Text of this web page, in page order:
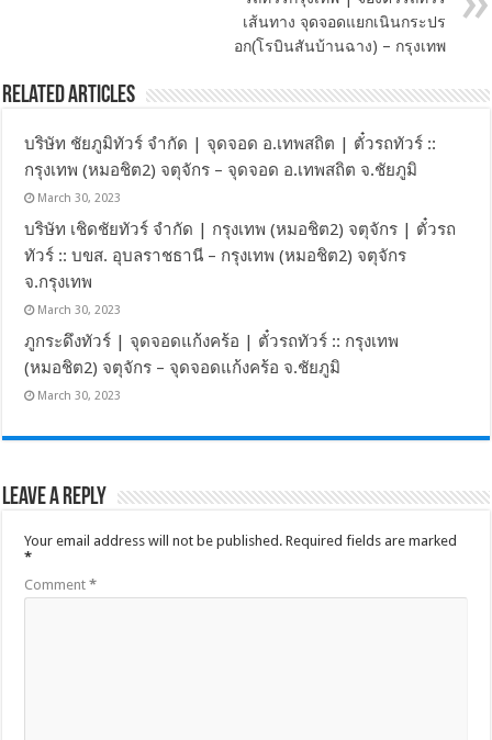
เส้นทาง จุดจอดแยกเนินกระปร
อก(โรบินสันบ้านฉาง) – กรุงเทพ
Related Articles
บริษัท ชัยภูมิทัวร์ จำกัด | จุดจอด อ.เทพสถิต | ตั๋วรถทัวร์ ::
กรุงเทพ (หมอชิต2) จตุจักร – จุดจอด อ.เทพสถิต จ.ชัยภูมิ
March 30, 2023
บริษัท เชิดชัยทัวร์ จำกัด | กรุงเทพ (หมอชิต2) จตุจักร | ตั๋วรถ
ทัวร์ :: บขส. อุบลราชธานี – กรุงเทพ (หมอชิต2) จตุจักร
จ.กรุงเทพ
March 30, 2023
ภูกระดึงทัวร์ | จุดจอดแก้งคร้อ | ตั๋วรถทัวร์ :: กรุงเทพ
(หมอชิต2) จตุจักร – จุดจอดแก้งคร้อ จ.ชัยภูมิ
March 30, 2023
Leave a Reply
Your email address will not be published. Required fields are marked
*
Comment*